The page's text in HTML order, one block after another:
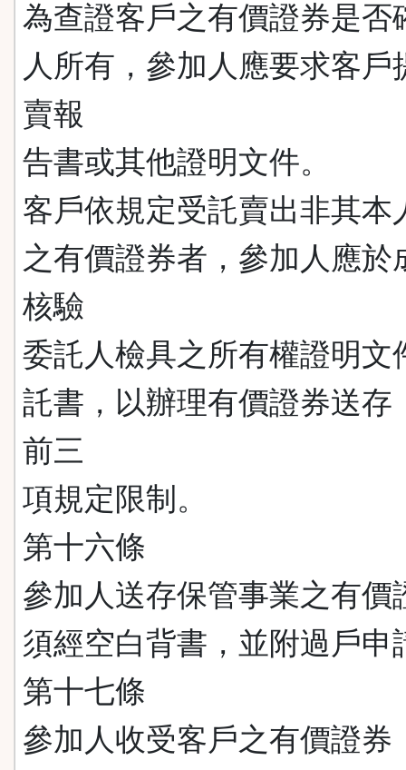
為查證客戶之有價證券是否
人所有，參加人應要求客戶
賣報
告書或其他證明文件。
客戶依規定受託賣出非其本
之有價證券者，參加人應於
核驗
委託人檢具之所有權證明文
託書，以辦理有價證券送存
前三
項規定限制。
第十六條
參加人送存保管事業之有價
須經空白背書，並附過戶申
第十七條
參加人收受客戶之有價證券